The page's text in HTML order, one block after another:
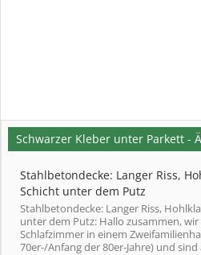
Schwarzer Kleber unter Parkett -
Stahlbetondecke: Langer Riss,
Schicht unter dem Putz
Stahlbetondecke: Langer Riss,
unter dem Putz: Hallo zusammen,
Schlafzimmer in einem
70er-/Anfang der 80er-Jahre) und sind